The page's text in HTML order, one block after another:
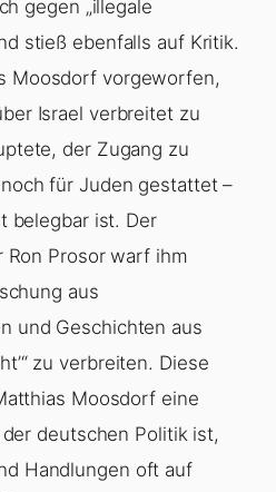
gegen „illegale
stieß ebenfalls auf Kritik.
Moosdorf vorgeworfen,
Israel verbreitet zu
der Zugang zu
für Juden gestattet –
belegbar ist. Der
Ron Prosor warf ihm
aus
und Geschichten aus
zu verbreiten. Diese
Moosdorf eine
deutschen Politik ist,
Handlungen oft auf